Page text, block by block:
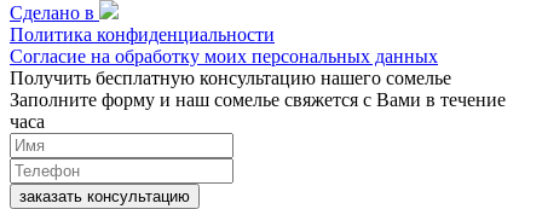
Сделано в
Политика конфиденциальности
Согласие на обработку моих персональных данных
Получить бесплатную консультацию нашего сомелье
Заполните форму и наш сомелье свяжется с Вами в течение
часа
заказать консультацию